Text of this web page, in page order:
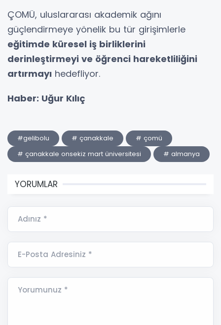
ÇOMÜ, uluslararası akademik ağını
güçlendirmeye yönelik bu tür girişimlerle
eğitimde küresel iş birliklerini
derinleştirmeyi ve öğrenci hareketliliğini
artırmayı hedefliyor.
Haber: Uğur Kılıç
#gelibolu # çanakkale
# çomü
# çanakkale onsekiz mart üniversitesi
# almanya
YORUMLAR
Adınız *
E-Posta Adresiniz *
Yorumunuz *